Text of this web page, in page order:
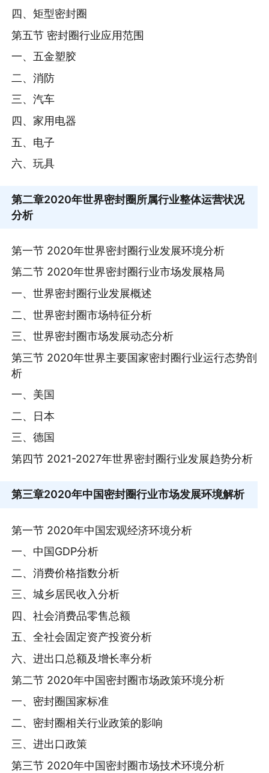
四、矩型密封圈
第五节 密封圈行业应用范围
一、五金塑胶
二、消防
三、汽车
四、家用电器
五、电子
六、玩具
第二章2020年世界密封圈所属行业整体运营状况
分析
第一节 2020年世界密封圈行业发展环境分析
第二节 2020年世界密封圈行业市场发展格局
一、世界密封圈行业发展概述
二、世界密封圈市场特征分析
三、世界密封圈市场发展动态分析
第三节 2020年世界主要国家密封圈行业运行态势剖
析
一、美国
二、日本
三、德国
第四节 2021-2027年世界密封圈行业发展趋势分析
第三章2020年中国密封圈行业市场发展环境解析
第一节 2020年中国宏观经济环境分析
一、中国GDP分析
二、消费价格指数分析
三、城乡居民收入分析
四、社会消费品零售总额
五、全社会固定资产投资分析
六、进出口总额及增长率分析
第二节 2020年中国密封圈市场政策环境分析
一、密封圈国家标准
二、密封圈相关行业政策的影响
三、进出口政策
第三节 2020年中国密封圈市场技术环境分析